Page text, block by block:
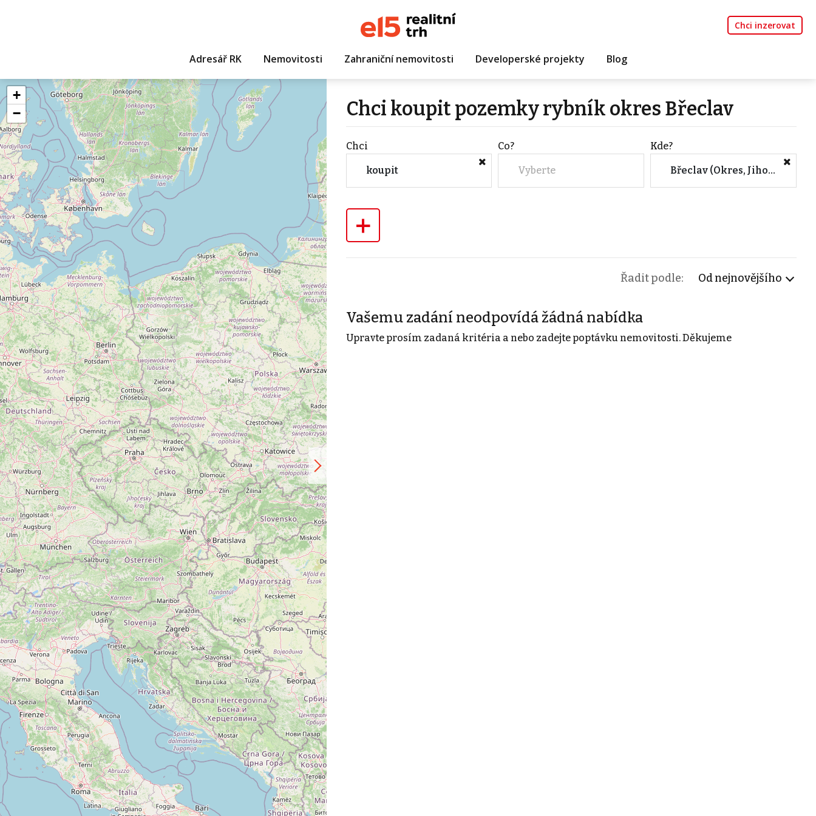
Chci inzerovat
Adresář RK Nemovitosti Zahraniční nemovitosti Developerské projekty Blog
+
−
Chci koupit pozemky rybník okres Břeclav
Chci
koupit
Co?
Vyberte
Kde?
Břeclav (Okres, Jihomoravský kraj)
+
Řadit podle: Od nejnovějšího
Vašemu zadání neodpovídá žádná nabídka
Upravte prosím zadaná kritéria a nebo zadejte poptávku nemovitosti. Děkujeme